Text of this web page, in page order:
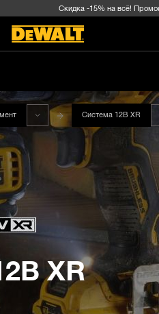
Скидка -15% на всё!
Система 12В XR
XR